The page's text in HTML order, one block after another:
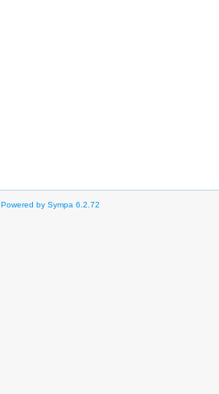
Powered by Sympa 6.2.72